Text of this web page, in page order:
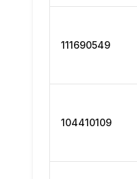
111690549
104410109